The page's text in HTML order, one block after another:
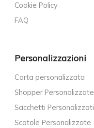
Cookie Policy
FAQ
Personalizzazioni
Carta personalizzata
Shopper Personalizzate
Sacchetti Personalizzati
Scatole Personalizzate